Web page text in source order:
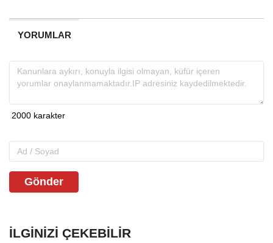
YORUMLAR
Gönder
İLGINIZI ÇEKEBILIR